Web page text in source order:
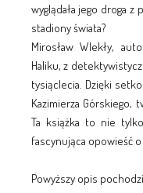
wyglądała jego droga
stadiony świata?
Mirosław Wlekły,
Haliku, z
tysiąclecia. Dzięki
Kazimierza Górskiego,
Ta książka to nie
fascynująca opowieść
Powyższy opis